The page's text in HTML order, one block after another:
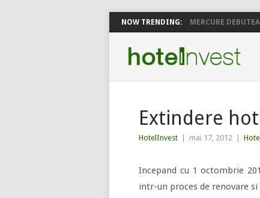
NOW TRENDING: MERCURE
Extindere
HotelInvest mai 17, 2012
Incepand cu 1 octombrie
intr-un proces de renovare